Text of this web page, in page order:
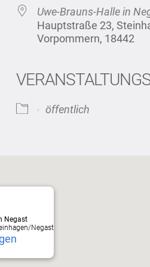
iCalendar
Uwe-Brauns-Halle in
Hauptstraße 23,
Vorpommern, 18442
öffentlich
Negast
Negast